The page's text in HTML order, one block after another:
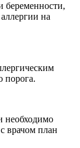
беременности,
на
порога.
необходимо
врачом план